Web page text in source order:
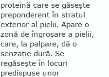
proteină care se găseşte
pre­ponderent în stratul
exterior al pielii. Apare o
zonă de îngroşare a pielii,
care, la palpare, dă o
senzaţie dură. Se
regăseşte în locuri
predispuse unor